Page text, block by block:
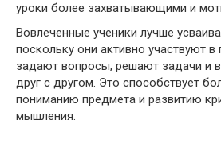
уроки более захватывающими и
Вовлеченные ученики лучше
поскольку они активно участвуют в
задают вопросы, решают задачи и
друг с другом. Это способствует
пониманию предмета и развитию
мышления.